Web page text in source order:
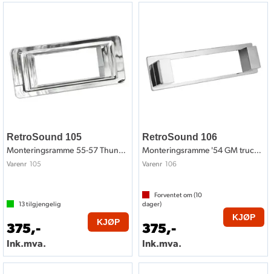
RetroSound 105
Monteringsramme 55-57 Thunderbird style
Varenr 105
13tilgjengelig
375,-
Ink.mva.
KJØP
RetroSound 106
Monteringsramme '54 GM truck style
Varenr 106
Forventet om (10
dager)
375,-
Ink.mva.
KJØP